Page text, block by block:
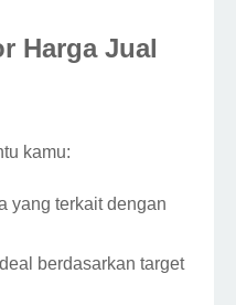
Harga Jual
kamu:
yang terkait dengan
berdasarkan target